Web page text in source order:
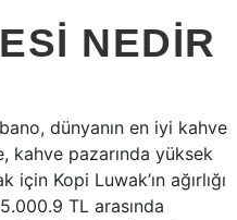
NEDIR
dünyanın en iyi kahve
kahve pazarında yüksek
Kopi Luwak’ın ağırlığı
TL arasında